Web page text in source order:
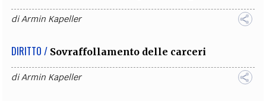
diArmin Kapeller
DIRITTO / Sovraffollamento delle carceri
diArmin Kapeller